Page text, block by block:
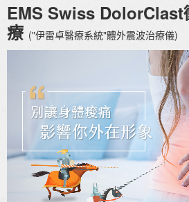
EMS Swiss DolorClast
療 ("伊雷卓醫療系統"體外震波治療儀)